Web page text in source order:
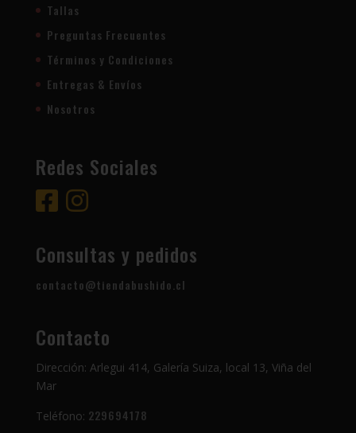
Tallas
Preguntas Frecuentes
Términos y Condiciones
Entregas & Envíos
Nosotros
Redes Sociales
Consultas y pedidos
contacto@tiendabushido.cl
Contacto
Dirección: Arlegui 414, Galería Suiza, local 13, Viña del
Mar
Teléfono: 229694178